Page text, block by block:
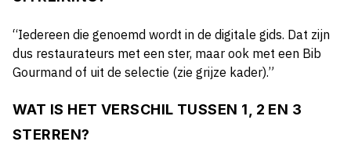
“Iedereen die genoemd wordt in de digitale gids. Dat zijn
dus restaurateurs met een ster, maar ook met een Bib
Gourmand of uit de selectie (zie grijze kader).”
WAT IS HET VERSCHIL TUSSEN 1, 2 EN 3
STERREN?